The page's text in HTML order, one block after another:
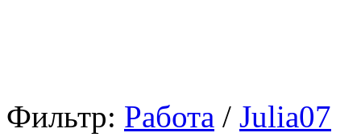
Фильтр: Работа / Julia07